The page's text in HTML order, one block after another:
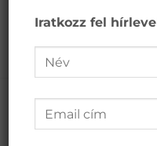
Iratkozz fel
első rendelésből
Iratkozz fel